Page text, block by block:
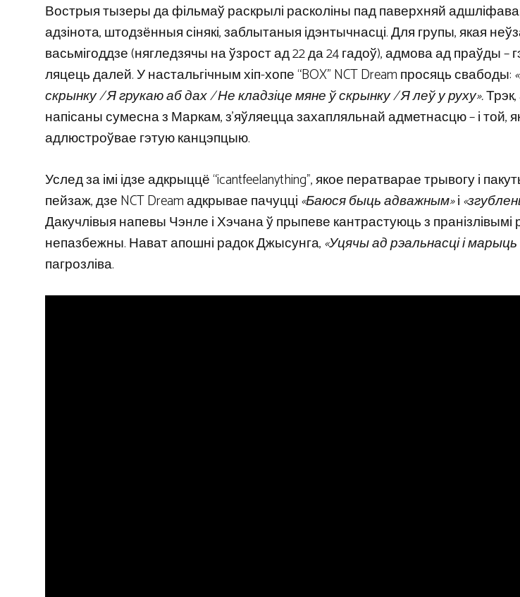
Вострыя тызеры да фільмаў раскрылі расколіны пад паверхняй
адзінота, штодзённыя сінякі, заблытаныя ідэнтычнасці. Для групы, якая
васьмігоддзе (нягледзячы на ​​​​ўзрост ад 22 да 24 гадоў), адмова ад праўды –
ляцець далей. У настальгічным хіп-хопе “BOX” NCT Dream просяць свабоды:
скрынку / Я грукаю аб дах / Не кладзіце мяне ў скрынку / Я леў у руху».
напісаны сумесна з Маркам, з'яўляецца захапляльнай адметнасцю – і той,
адлюстроўвае гэтую канцэпцыю.
Услед за імі ідзе адкрыццё “icantfeelanything”, якое ператварае трывогу і
пейзаж, дзе NCT Dream адкрывае пачуцці«Баюся быць адважным»і
Дакучлівыя напевы Чэнле і Хэчана ў прыпеве кантрастуюць з
непазбежны. Нават апошні радок Джысунга,«Уцячы ад рэальнасці і
пагрозліва.